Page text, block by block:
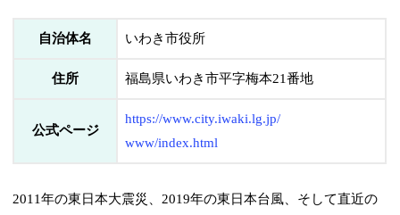
自治体名 いわき市役所
住所 福島県いわき市平字梅本21番地
公式ページ
https://www.city.iwaki.lg.jp/
www/index.html
2011年の東日本大震災、2019年の東日本台風、そして直近の